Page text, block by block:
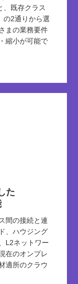
、既存クラス
の2通りから選
まの業務要件
縮小が可能で
た
間の接続と連
、ハウジング
L2ネットワー
在のオンプレ
適所のクラウ